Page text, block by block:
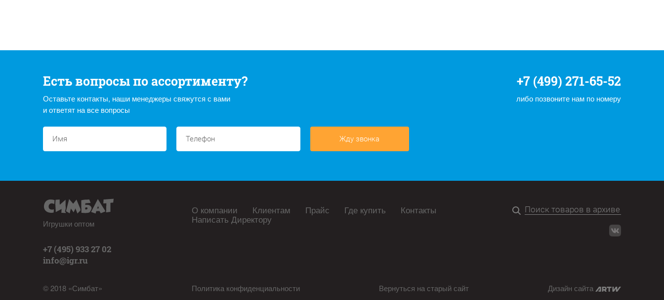
Есть вопросы по ассортименту?
Оставьте контакты, наши менеджеры свяжутся с вами
и ответят на все вопросы
+7 (499) 271-65-52
либо позвоните нам по номеру
Жду звонка
Игрушки оптом
+7 (495) 933 27 02
info@igr.ru
© 2018 «Симбат»
О компании Клиентам Прайс Где купить Контакты
Написать Директору
Политика конфиденциальности Вернуться на старый сайт Дизайн сайта